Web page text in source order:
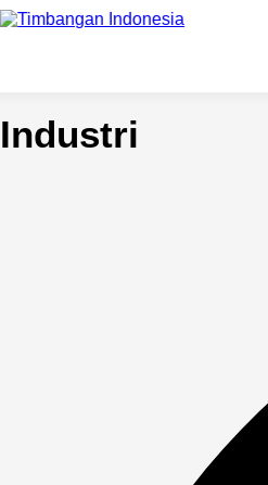
Industri